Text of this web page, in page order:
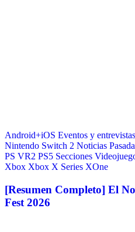
Android+iOS Eventos y entrevistas
Nintendo Switch 2 Noticias
PS VR2 PS5 Secciones
Xbox Xbox X Series XOne
[Resumen Completo] El
Fest 2026